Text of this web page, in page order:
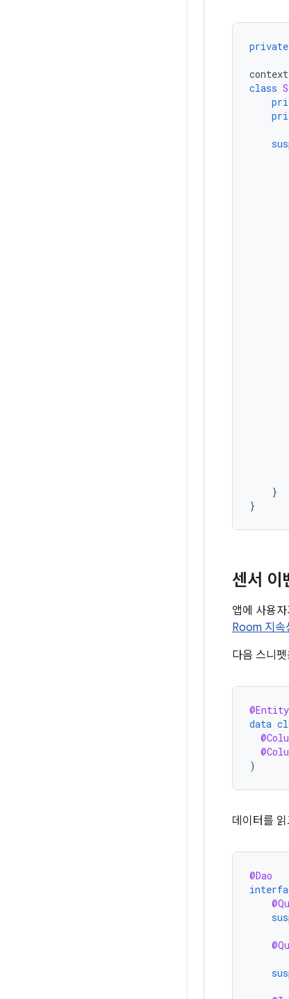
private
context
class
}
}
센서 이
앱에 사용
Room 지속
다음 스니
@Entity
data
)
데이터를
@Dao